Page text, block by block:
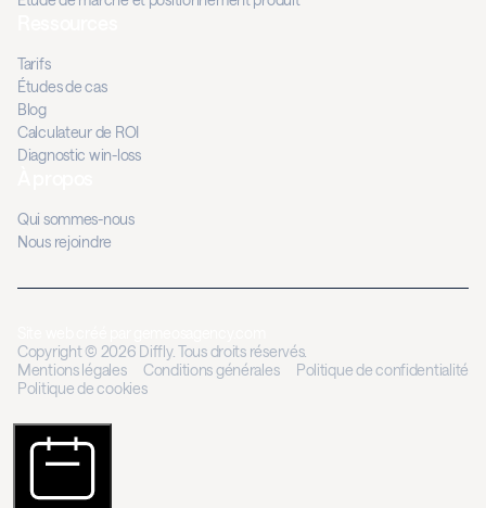
Tarifs
Études de cas
Blog
Calculateur de ROI
Diagnostic win-loss
Qui sommes-nous
Nous rejoindre
Copyright © 2026 Diffly. Tous droits réservés.
Mentions légales
Conditions générales
Politique de confidentialité
Politique de cookies